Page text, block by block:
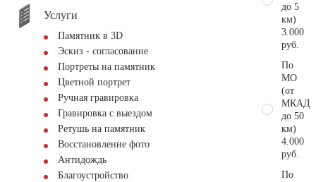
Услуги
Памятник в 3D
Эскиз - согласование
Портреты на памятник
Цветной портрет
Ручная гравировка
Гравировка с выездом
Ретушь на памятник
Восстановление фото
Антидождь
Благоустройство
до 5
км)
3.000
руб.
По
МО
(от
МКАД
до 50
км)
4.000
руб.
По